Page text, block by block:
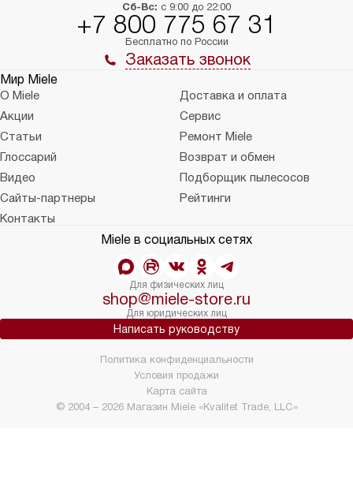
Сб-Вс: с 9:00 до 22:00
+7 800 775 67 31
Бесплатно по России
Заказать звонок
Мир Miele
О Miele
Доставка и оплата
Акции
Сервис
Статьи
Ремонт Miele
Глоссарий
Возврат и обмен
Видео
Подборщик пылесосов
Сайты-партнеры
Рейтинги
Контакты
Miele в социальных сетях
Для физических лиц
shop@miele-store.ru
Для юридических лиц
Написать руководству
© 2004 – 2026 Магазин Miele «Kvalitet Trade, LLC»
Политика конфиденциальности
Условия продажи
Карта сайта